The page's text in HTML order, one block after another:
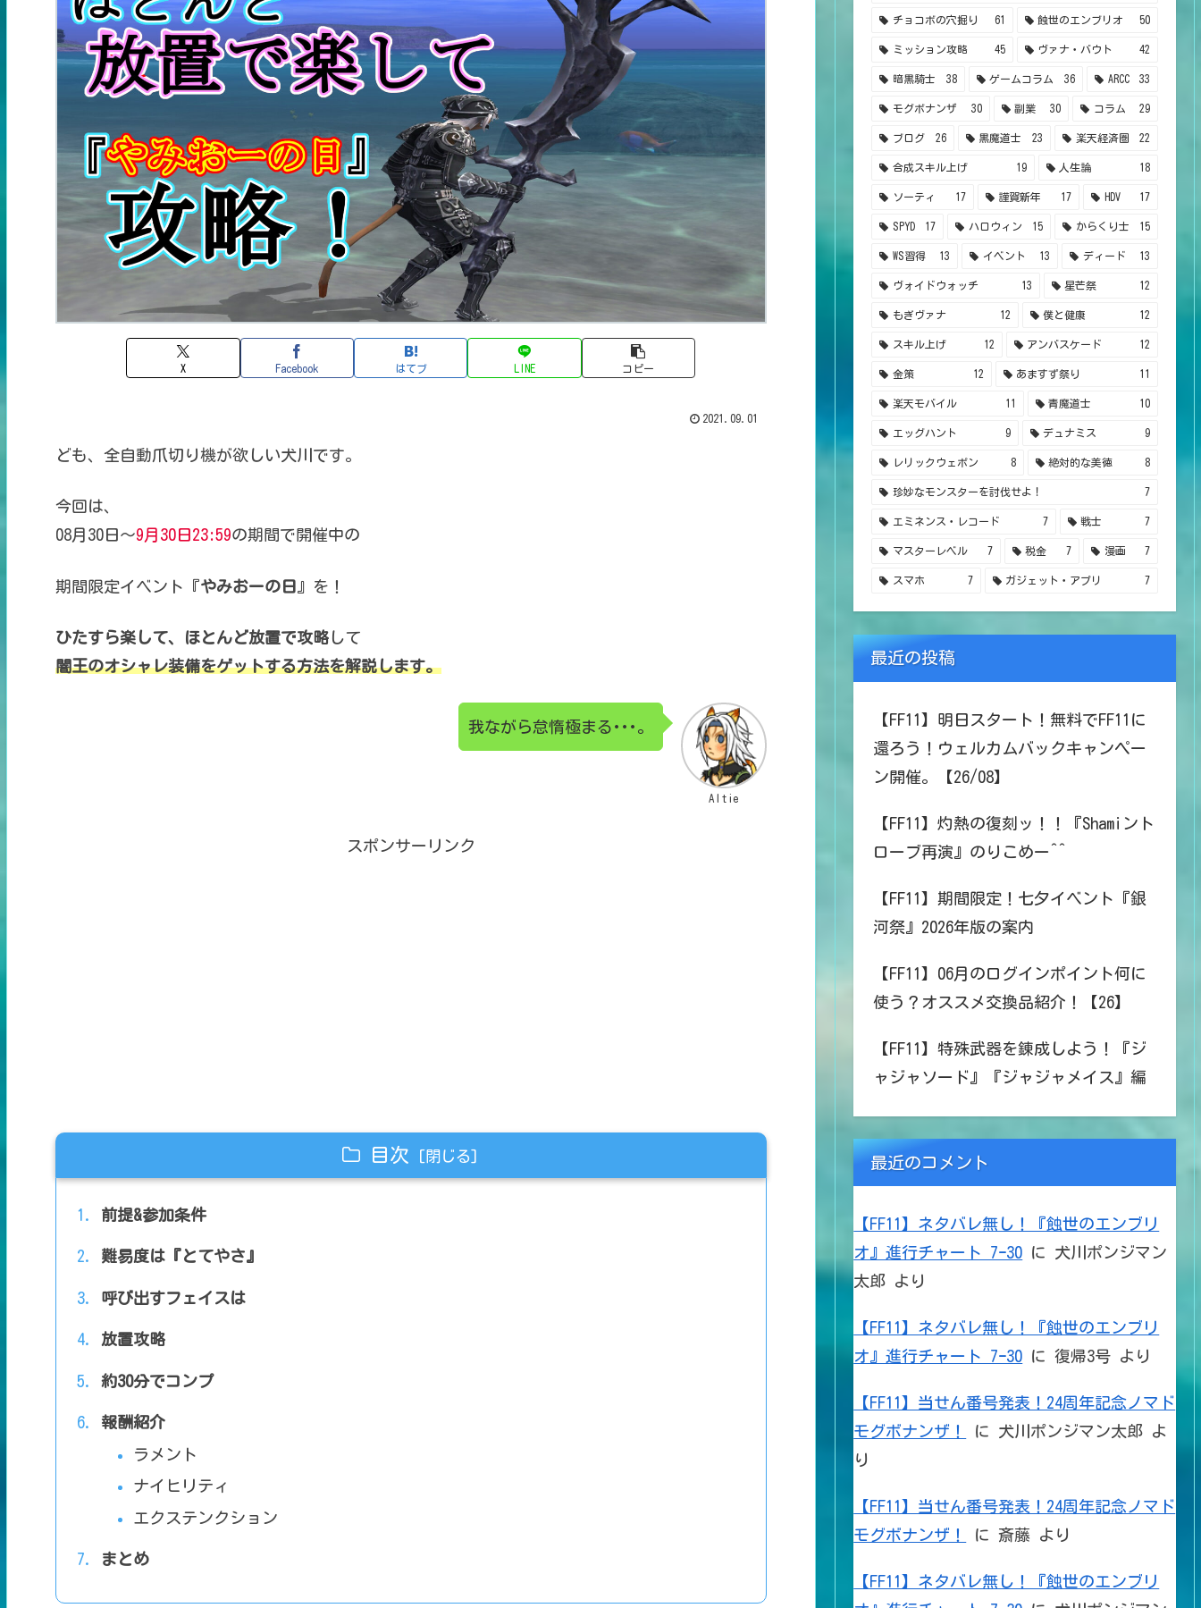
X Facebook はてブ LINE コピー
2021.09.01
ども、全自動爪切り機が欲しい犬川です。
今回は、
08月30日～9月30日23:59の期間で開催中の
期間限定イベント 『やみおーの日 』を！
ひたすら楽して、 ほとんど放置で攻略して
闇王のオシャレ装備をゲットする方法を解説します。
Altie
我ながら怠惰極まる･･･。
スポンサーリンク
目次
前提&参加条件
難易度は『とてやさ』
呼び出すフェイスは
放置攻略
約30分でコンプ
報酬紹介
ラメント
ナイヒリティ
エクステンクション
まとめ
チョコボの穴掘り 61 蝕世のエンブリオ 50
ミッション攻略 45 ヴァナ・バウト 42
暗黒騎士 38 ゲームコラム 36 ARCC 33
モグボナンザ 30 副業 30 コラム 29
ブログ 26 黒魔道士 23 楽天経済圏 22
合成スキル上げ 19 人生論 18
ソーティ 17 謹賀新年 17 HDV 17
SPYD 17 ハロウィン 15 からくり士 15
WS習得 13 イベント 13 ディード 13
ヴォイドウォッチ 13 星芒祭 12
もぎヴァナ 12 僕と健康 12
スキル上げ 12 アンバスケード 12
金策 12 あますず祭り 11
楽天モバイル 11 青魔道士 10
エッグハント 9 デュナミス 9
レリックウェポン 8 絶対的な美徳 8
珍妙なモンスターを討伐せよ！ 7
エミネンス・レコード 7 戦士 7
マスターレベル 7 税金 7 漫画 7
スマホ 7 ガジェット・アプリ 7
最近の投稿
【FF11】明日スタート！無料でFF11に
還ろう！ウェルカムバックキャンペー
ン開催。【26/08】
【FF11】灼熱の復刻ッ！！『Shamiント
ローブ再演』のりこめー^^
【FF11】期間限定！七夕イベント『銀
河祭』2026年版の案内
【FF11】06月のログインポイント何に
使う？オススメ交換品紹介！【26】
【FF11】特殊武器を錬成しよう！『ジ
ャジャソード』『ジャジャメイス』編
最近のコメント
【FF11】ネタバレ無し！『蝕世のエンブリ
オ』進行チャート 7ｰ30 に 犬川ポンジマン
太郎 より
【FF11】ネタバレ無し！『蝕世のエンブリ
オ』進行チャート 7ｰ30 に復帰3号 より
【FF11】当せん番号発表！24周年記念ノマド
モグボナンザ！
に 犬川ポンジマン太郎 よ
り
【FF11】当せん番号発表！24周年記念ノマド
モグボナンザ！
に斎藤 より
【FF11】ネタバレ無し！『蝕世のエンブリ